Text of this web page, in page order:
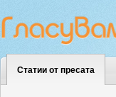
Статии от пресата